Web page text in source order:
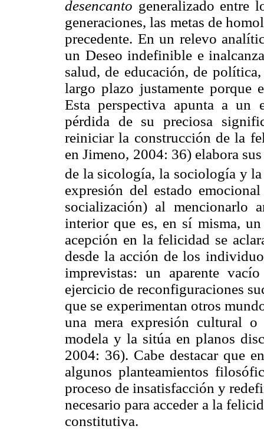
desencanto generalizado entre
generaciones, las metas de
precedente. En un relevo
un Deseo indefinible e
salud, de educación, de
largo plazo justamente porque
Esta perspectiva apunta a un
pérdida de su preciosa
reiniciar la construcción de la
en Jimeno, 2004: 36) elabora
de la sicología, la sociología y
expresión del estado
socialización) al mencionarlo
interior que es, en sí misma,
acepción en la felicidad se
desde la acción de los
imprevistas: un aparente
ejercicio de reconfiguraciones
que se experimentan otros
una mera expresión cultural
modela y la sitúa en planos
2004: 36). Cabe destacar que
algunos planteamientos
proceso de insatisfacción y
necesario para acceder a la
constitutiva.